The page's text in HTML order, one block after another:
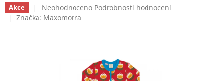
Akce
Průměrné
hodnocení
Neohodnoceno Podrobnosti hodnocení
Značka: Maxomorra